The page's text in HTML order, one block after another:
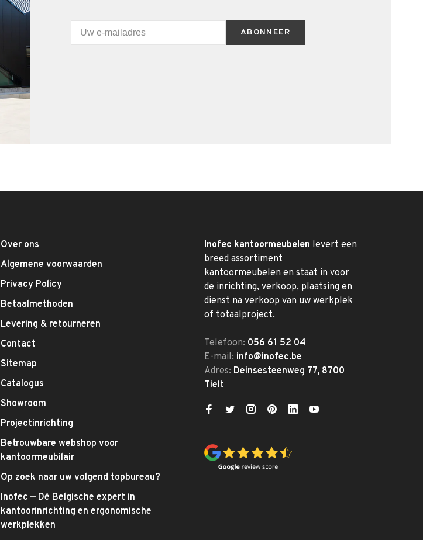
ABONNEER
Over ons
Algemene voorwaarden
Privacy Policy
Betaalmethoden
Levering & retourneren
Contact
Sitemap
Catalogus
Showroom
Projectinrichting
Betrouwbare webshop voor
kantoormeubilair
Op zoek naar uw volgend topbureau?
Inofec — Dé Belgische expert in
kantoorinrichting en ergonomische
werkplekken
Inofec kantoormeubelen levert een
breed assortiment
kantoormeubelen en staat in voor
de inrichting, verkoop, plaatsing en
dienst na verkoop van uw werkplek
of totaalproject.
Telefoon: 056 61 52 04
E-mail: info@inofec.be
Adres: Deinsesteenweg 77, 8700
Tielt